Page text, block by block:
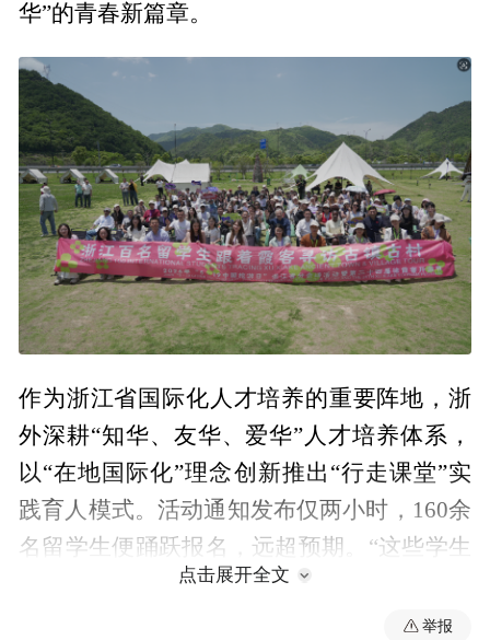
华”的青春新篇章。
作为浙江省国际化人才培养的重要阵地，浙
外深耕“知华、友华、爱华”人才培养体系，
以“在地国际化”理念创新推出“行走课堂”实
践育人模式。活动通知发布仅两小时，160余
名留学生便踊跃报名，远超预期。“这些学生
大多来中国不到一年，深入乡村体验本土文
化是难得的学习机会。”留学生辅导员徐航介
点击展开全文
举报